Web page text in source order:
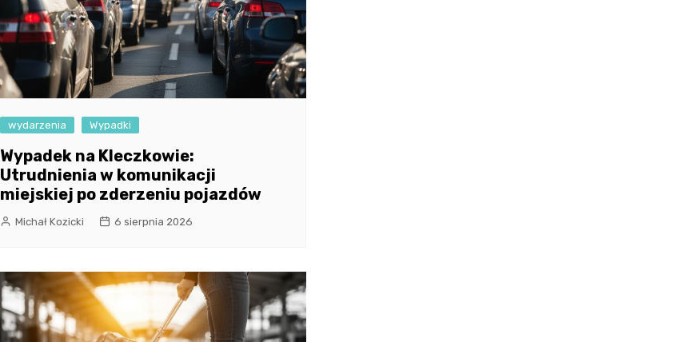
wydarzenia Wypadki
Wypadek na Kleczkowie:
Utrudnienia w komunikacji
miejskiej po zderzeniu pojazdów
Michał Kozicki 6 sierpnia 2026